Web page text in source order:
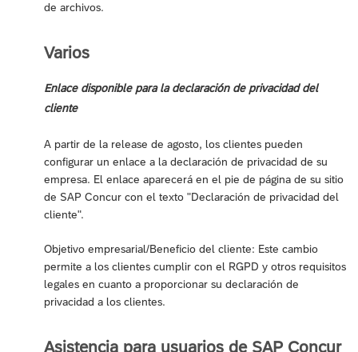
de archivos.
Varios
Enlace disponible para la declaración de privacidad del
cliente
A partir de la release de agosto, los clientes pueden
configurar un enlace a la declaración de privacidad de su
empresa. El enlace aparecerá en el pie de página de su sitio
de SAP Concur con el texto "Declaración de privacidad del
cliente".
Objetivo empresarial/Beneficio del cliente: Este cambio
permite a los clientes cumplir con el RGPD y otros requisitos
legales en cuanto a proporcionar su declaración de
privacidad a los clientes.
Asistencia para usuarios de SAP Concur